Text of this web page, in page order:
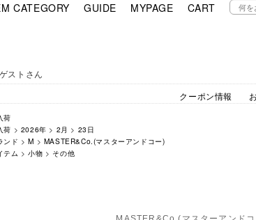
CATEGORY GUIDE MYPAGE CART
ストさん
クーポン情報
荷
荷 > 2026年 > 2月 > 23日
ンド >M > MASTER&Co.(マスターアンドコー)
テム >小物 > その他